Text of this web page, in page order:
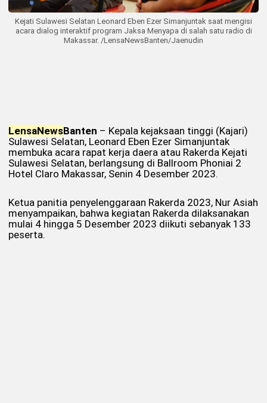
Kejati Sulawesi Selatan Leonard Eben Ezer Simanjuntak saat mengisi
acara dialog interaktif program Jaksa Menyapa di salah satu radio di
Makassar. /LensaNewsBanten/Jaenudin
LensaNewsBanten – Kepala kejaksaan tinggi (Kajari)
Sulawesi Selatan, Leonard Eben Ezer Simanjuntak
membuka acara rapat kerja daera atau Rakerda Kejati
Sulawesi Selatan, berlangsung di Ballroom Phoniai 2
Hotel Claro Makassar, Senin 4 Desember 2023.
Ketua panitia penyelenggaraan Rakerda 2023, Nur Asiah
menyampaikan, bahwa kegiatan Rakerda dilaksanakan
mulai 4 hingga 5 Desember 2023 diikuti sebanyak 133
peserta.